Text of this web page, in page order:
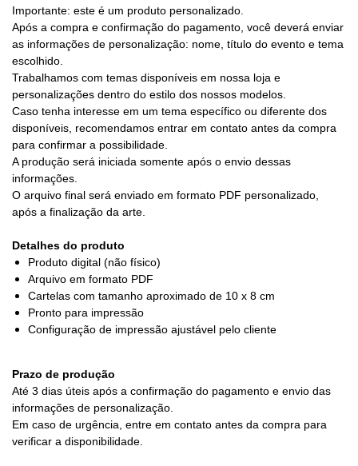
Importante: este é um produto personalizado.
Após a compra e confirmação do pagamento, você deverá enviar
as informações de personalização: nome, título do evento e tema
escolhido.
Trabalhamos com temas disponíveis em nossa loja e
personalizações dentro do estilo dos nossos modelos.
Caso tenha interesse em um tema específico ou diferente dos
disponíveis, recomendamos entrar em contato antes da compra
para confirmar a possibilidade.
A produção será iniciada somente após o envio dessas
informações.
O arquivo final será enviado em formato PDF personalizado,
após a finalização da arte.
Detalhes do produto
Produto digital (não físico)
Arquivo em formato PDF
Cartelas com tamanho aproximado de 10 x 8 cm
Pronto para impressão
Configuração de impressão ajustável pelo cliente
Prazo de produção
Até 3 dias úteis após a confirmação do pagamento e envio das
informações de personalização.
Em caso de urgência, entre em contato antes da compra para
verificar a disponibilidade.